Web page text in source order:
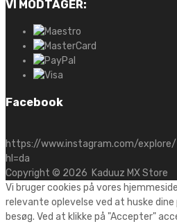
VI MODTAGER:
Facebook
https://www.instagram.com/
hl=da
Copyright © 2026 Kaduuz MX Store
Vi bruger cookies på vores
relevante oplevelse ved at huske
besøg. Ved at klikke på "Accepter"